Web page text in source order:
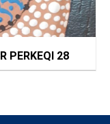
PERKEQI 28